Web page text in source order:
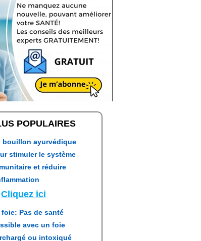
POPULAIRES
bouillon ayurvédique
stimuler le système
et réduire
Cliquez ici
foie: Pas de santé
avec un foie
ou intoxiqué